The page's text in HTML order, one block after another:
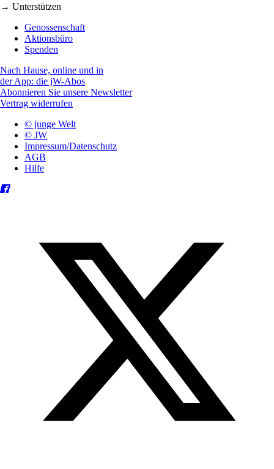
→ Unterstützen
Genossenschaft
Aktionsbüro
Spenden
Nach Hause, online und in
der App: die jW-Abos
Abonnieren Sie unsere Newsletter
Vertrag widerrufen
© junge Welt
© JW
Impressum/Datenschutz
AGB
Hilfe